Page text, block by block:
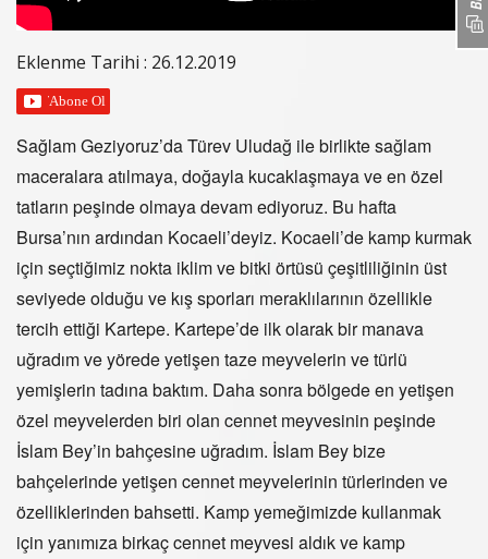
Eklenme Tarihi : 26.12.2019
Sağlam Geziyoruz’da Türev Uludağ ile birlikte sağlam
maceralara atılmaya, doğayla kucaklaşmaya ve en özel
tatların peşinde olmaya devam ediyoruz. Bu hafta
Bursa’nın ardından Kocaeli’deyiz. Kocaeli’de kamp kurmak
için seçtiğimiz nokta iklim ve bitki örtüsü çeşitliliğinin üst
seviyede olduğu ve kış sporları meraklılarının özellikle
tercih ettiği Kartepe. Kartepe’de ilk olarak bir manava
uğradım ve yörede yetişen taze meyvelerin ve türlü
yemişlerin tadına baktım. Daha sonra bölgede en yetişen
özel meyvelerden biri olan cennet meyvesinin peşinde
İslam Bey’in bahçesine uğradım. İslam Bey bize
bahçelerinde yetişen cennet meyvelerinin türlerinden ve
özelliklerinden bahsetti. Kamp yemeğimizde kullanmak
için yanımıza birkaç cennet meyvesi aldık ve kamp